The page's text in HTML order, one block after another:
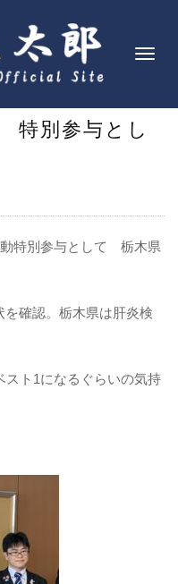
ナ
を
切
え
別参与とし
特別参与として 栃木県
確認。栃木県は肝炎検
スト1になるぐらいの気持